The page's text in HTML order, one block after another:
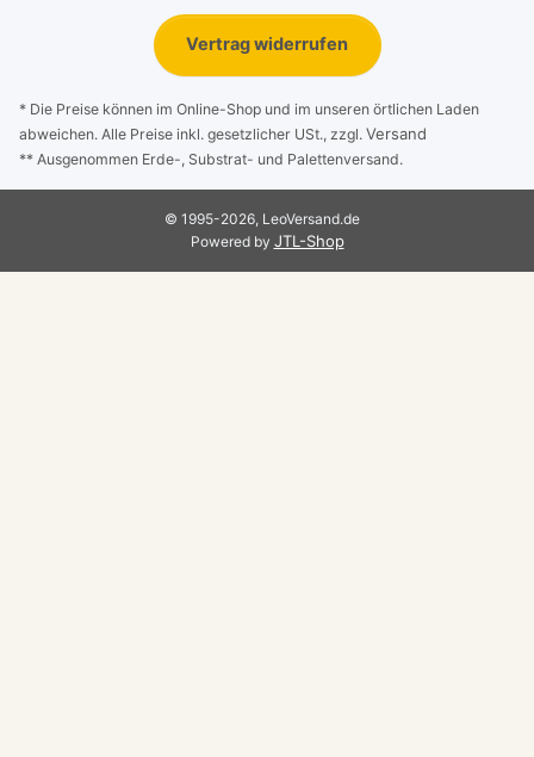
Vertrag widerrufen
* Die Preise können im Online-Shop und im unseren örtlichen Laden
abweichen. Alle Preise inkl. gesetzlicher USt., zzgl. Versand
** Ausgenommen Erde-, Substrat- und Palettenversand.
© 1995-2026, LeoVersand.de
Powered by JTL-Shop